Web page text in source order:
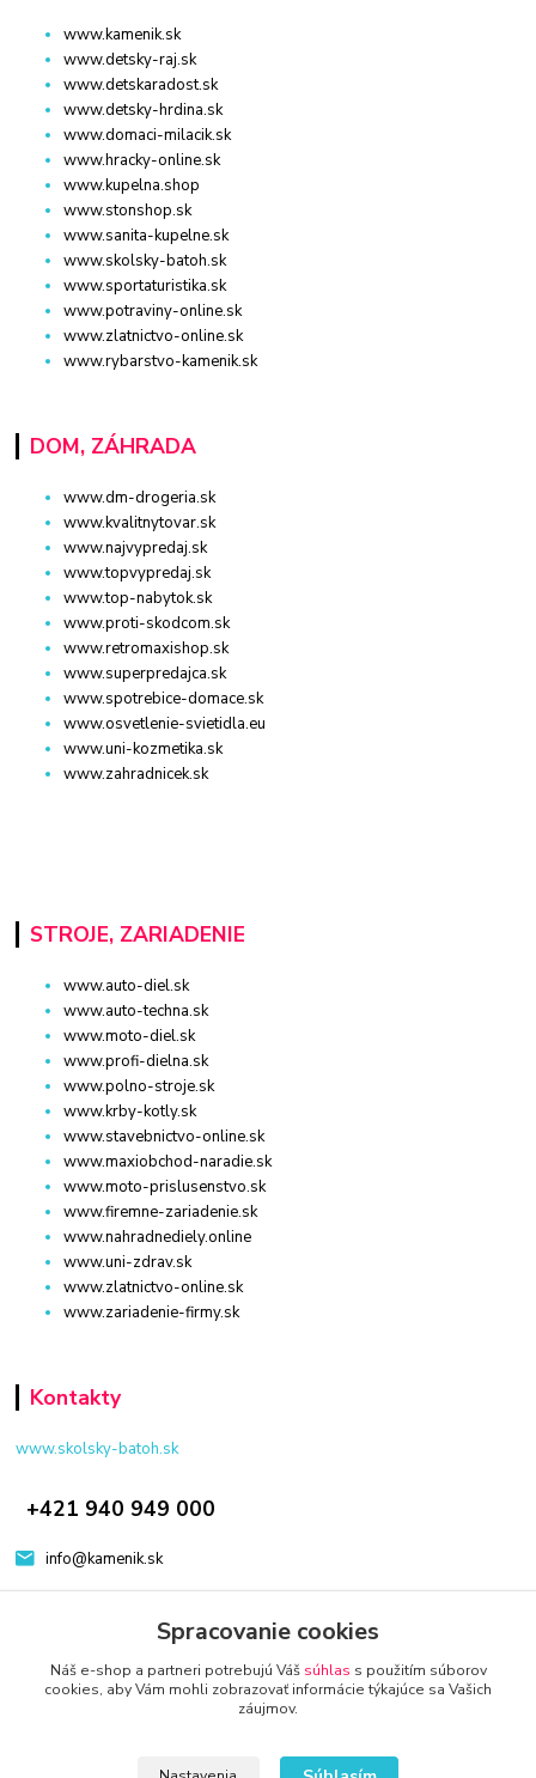
www.kamenik.sk
www.detsky-raj.sk
www.detskaradost.sk
www.detsky-hrdina.sk
www.domaci-milacik.sk
www.hracky-online.sk
www.kupelna.shop
www.stonshop.sk
www.sanita-kupelne.sk
www.skolsky-batoh.sk
www.sportaturistika.sk
www.potraviny-online.sk
www.zlatnictvo-online.sk
www.rybarstvo-kamenik.sk
DOM, ZÁHRADA
www.dm-drogeria.sk
www.kvalitnytovar.sk
www.najvypredaj.sk
www.topvypredaj.sk
www.top-nabytok.sk
www.proti-skodcom.sk
www.retromaxishop.sk
www.superpredajca.sk
www.spotrebice-domace.sk
www.osvetlenie-svietidla.eu
www.uni-kozmetika.sk
www.zahradnicek.sk
STROJE, ZARIADENIE
www.auto-diel.sk
www.auto-techna.sk
www.moto-diel.sk
www.profi-dielna.sk
www.polno-stroje.sk
www.krby-kotly.sk
www.stavebnictvo-online.sk
www.maxiobchod-naradie.sk
www.moto-prislusenstvo.sk
www.firemne-zariadenie.sk
www.nahradnediely.online
www.uni-zdrav.sk
www.zlatnictvo-online.sk
www.zariadenie-firmy.sk
Kontakty
www.skolsky-batoh.sk
+421 940 949 000
info@kamenik.sk
Eshop-rychlo.sk
Spracovanie cookies
Náš e-shop a partneri potrebujú Váš súhlas s použitím súborov
cookies, aby Vám mohli zobrazovať informácie týkajúce sa Vašich
záujmov.